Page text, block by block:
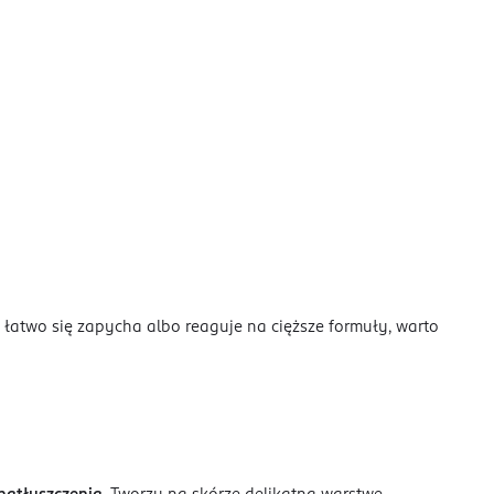
łatwo się zapycha albo reaguje na cięższe formuły, warto